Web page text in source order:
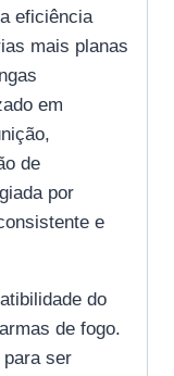
eficiência
mais planas
em
de
por
e
do
de fogo.
para ser